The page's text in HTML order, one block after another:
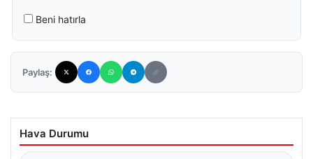
Beni hatırla
Paylaş:
Hava Durumu